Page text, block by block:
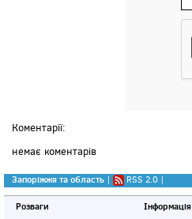
Коментарії:
немає коментарів
Запоріжжя та область | RSS 2.0 |
Розваги Інформація